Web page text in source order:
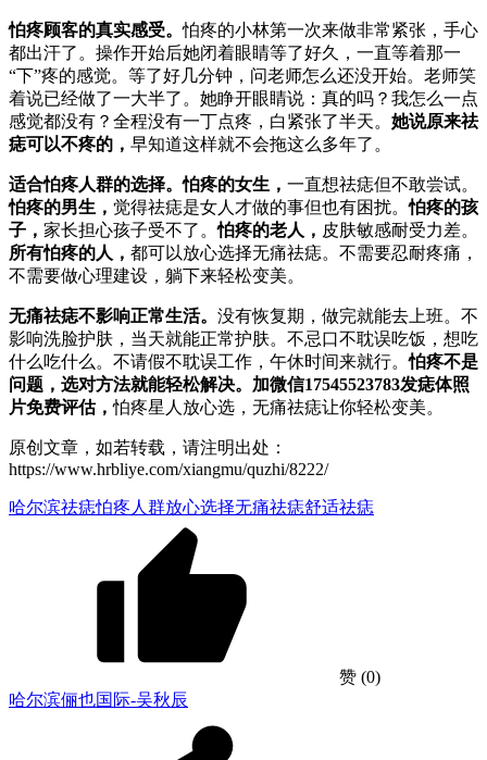
怕疼顾客的真实感受。怕疼的小林第一次来做非常紧张，手心
都出汗了。操作开始后她闭着眼睛等了好久，一直等着那一
“下”疼的感觉。等了好几分钟，问老师怎么还没开始。老师笑
着说已经做了一大半了。她睁开眼睛说：真的吗？我怎么一点
感觉都没有？全程没有一丁点疼，白紧张了半天。 她说原来祛
痣可以不疼的， 早知道这样就不会拖这么多年了。
适合怕疼人群的选择。怕疼的女生， 一直想祛痣但不敢尝试。
怕疼的男生， 觉得祛痣是女人才做的事但也有困扰。怕疼的孩
子， 家长担心孩子受不了。怕疼的老人， 皮肤敏感耐受力差。
所有怕疼的人， 都可以放心选择无痛祛痣。不需要忍耐疼痛，
不需要做心理建设，躺下来轻松变美。
无痛祛痣不影响正常生活。 没有恢复期，做完就能去上班。不
影响洗脸护肤，当天就能正常护肤。不忌口不耽误吃饭，想吃
什么吃什么。不请假不耽误工作，午休时间来就行。怕疼不是
问题，选对方法就能轻松解决。 加微信17545523783发痣体照
片免费评估，怕疼星人放心选，无痛祛痣让你轻松变美。
原创文章，如若转载，请注明出处：
https://www.hrbliye.com/xiangmu/quzhi/8222/
哈尔滨祛痣怕疼人群放心选择无痛祛痣舒适祛痣
赞 (0)
哈尔滨俪也国际-吴秋辰